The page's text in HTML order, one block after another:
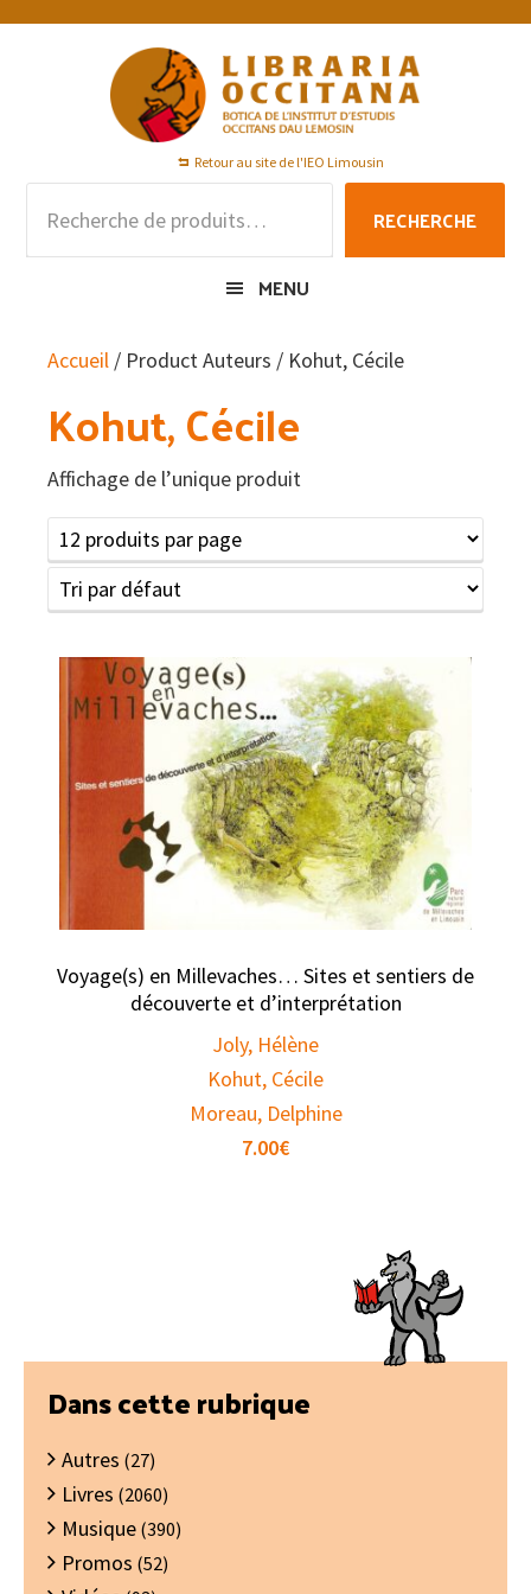
Passer
Passer
Passer
Retour au site de l'IEO Limousin
pour :
RECHERCHE
MENU
Accueil / Product Auteurs / Kohut, Cécile
Kohut, Cécile
Affichage de l’unique produit
Voyage(s) en Millevaches… Sites et sentiers de
découverte et d’interprétation
Joly, Hélène
Kohut, Cécile
Moreau, Delphine
7.00€
Barre
latérale
principale
Dans cette rubrique
Autres (27)
Livres (2060)
Musique (390)
Promos (52)